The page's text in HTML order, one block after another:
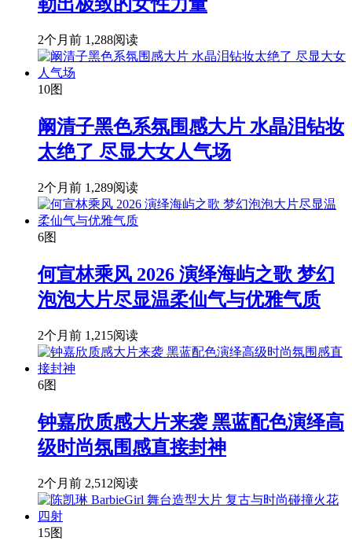
勒出极致的女性力量
2个月前 1,288阅读
10图
阚清子黑色系氛围感大片 水晶泪钻妆
太绝了 尽显大女人气场
2个月前 1,289阅读
6图
何宣林乘风 2026 演绎海屿之歌 梦幻
泡泡大片尽显温柔仙气与优雅气质
2个月前 1,215阅读
6图
钟嘉欣质感大片来袭 黑蓝配色演绎高
级时尚氛围感直接封神
2个月前 2,512阅读
15图